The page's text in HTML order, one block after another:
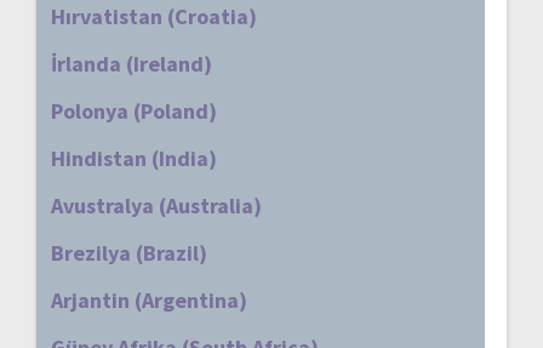
Hırvatistan (Croatia)
İrlanda (Ireland)
Polonya (Poland)
Hindistan (India)
Avustralya (Australia)
Brezilya (Brazil)
Arjantin (Argentina)